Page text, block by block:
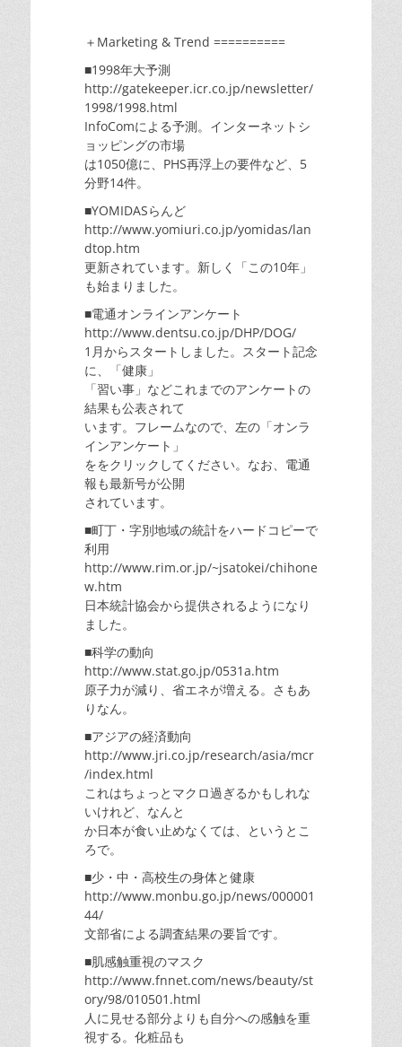
＋Marketing & Trend ==========
■1998年大予測
http://gatekeeper.icr.co.jp/newsletter/
1998/1998.html
InfoComによる予測。インターネットシ
ョッピングの市場
は1050億に、PHS再浮上の要件など、5
分野14件。
■YOMIDASらんど
http://www.yomiuri.co.jp/yomidas/lan
dtop.htm
更新されています。新しく「この10年」
も始まりました。
■電通オンラインアンケート
http://www.dentsu.co.jp/DHP/DOG/
1月からスタートしました。スタート記念
に、「健康」
「習い事」などこれまでのアンケートの
結果も公表されて
います。フレームなので、左の「オンラ
インアンケート」
ををクリックしてください。なお、電通
報も最新号が公開
されています。
■町丁・字別地域の統計をハードコピーで
利用
http://www.rim.or.jp/~jsatokei/chihone
w.htm
日本統計協会から提供されるようになり
ました。
■科学の動向
http://www.stat.go.jp/0531a.htm
原子力が減り、省エネが増える。さもあ
りなん。
■アジアの経済動向
http://www.jri.co.jp/research/asia/mcr
/index.html
これはちょっとマクロ過ぎるかもしれな
いけれど、なんと
か日本が食い止めなくては、というとこ
ろで。
■少・中・高校生の身体と健康
http://www.monbu.go.jp/news/000001
44/
文部省による調査結果の要旨です。
■肌感触重視のマスク
http://www.fnnet.com/news/beauty/st
ory/98/010501.html
人に見せる部分よりも自分への感触を重
視する。化粧品も